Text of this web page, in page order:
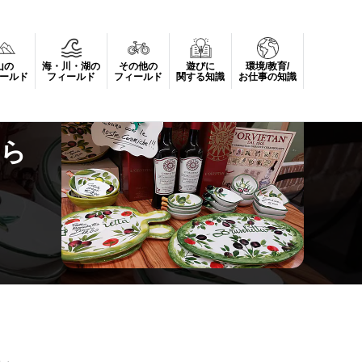
の
ルド
海・川・湖の
フィールド
その他の
フィールド
遊びに
関する知識
環境/教育/
お仕事の知識